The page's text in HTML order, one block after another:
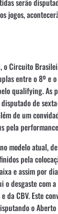
serão
jogos,
o Circuito
entre o 8º e
qualifying. As
de
de um
pela
modelo atual,
pela
e assim por
desgaste com
CBV. Este
o